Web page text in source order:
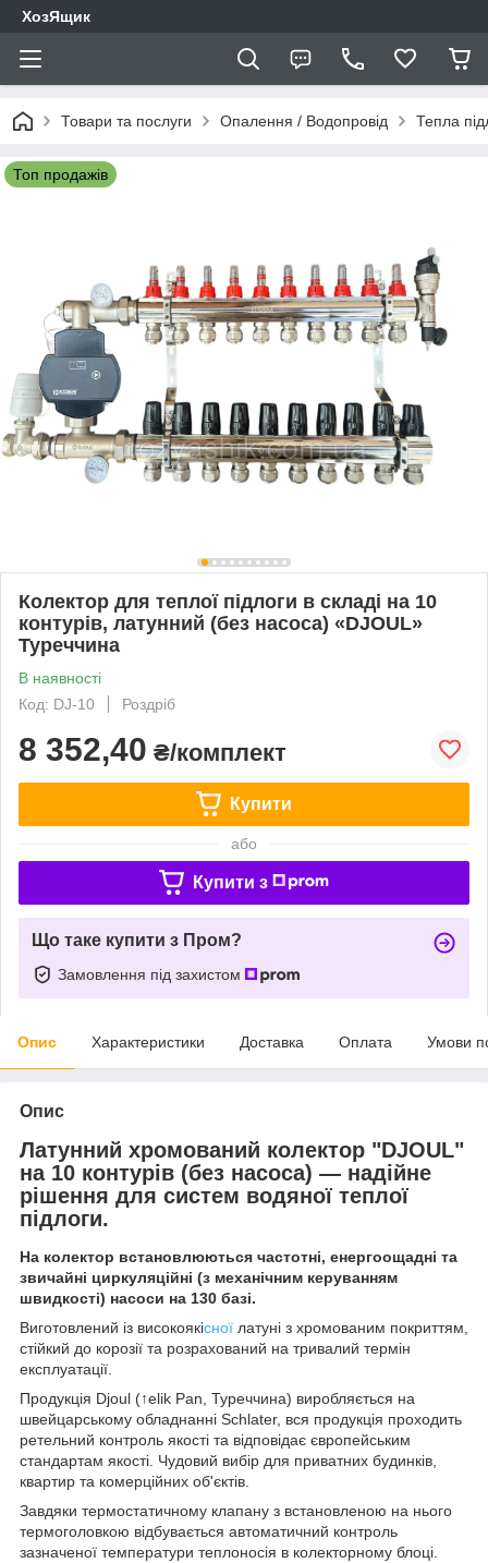
ХозЯщик
Товари та послуги Опалення / Водопровід Тепла
Топ продажів
Колектор для теплої підлоги в складі на 10
контурів, латунний (без насоса) «DJOUL»
Туреччина
В наявності
Код: DJ-10
Роздріб
8 352,40 ₴/комплект
Купити
або
Купити з
Що таке купити з Пром?
Замовлення під захистом
Опис Характеристики Доставка Оплата Умови
Опис
Латунний хромований колектор "DJOUL"
на 10 контурів (без насоса) — надійне
рішення для систем водяної теплої
підлоги.
На колектор встановлюються частотні, енергоощадні та
звичайні циркуляційні (з механічним керуванням
швидкості) насоси на 130 базі.
Виготовлений із високоякісної латуні з хромованим покриттям,
стійкий до корозії та розрахований на тривалий термін
експлуатації.
Продукція Djoul (↑elik Pan, Туреччина) виробляється на
швейцарському обладнанні Schlater, вся продукція проходить
ретельний контроль якості та відповідає європейським
стандартам якості. Чудовий вибір для приватних будинків,
квартир та комерційних об'єктів.
Завдяки термостатичному клапану з встановленою на нього
термоголовкою відбувається автоматичний контроль
зазначеної температури теплоносія в колекторному блоці.